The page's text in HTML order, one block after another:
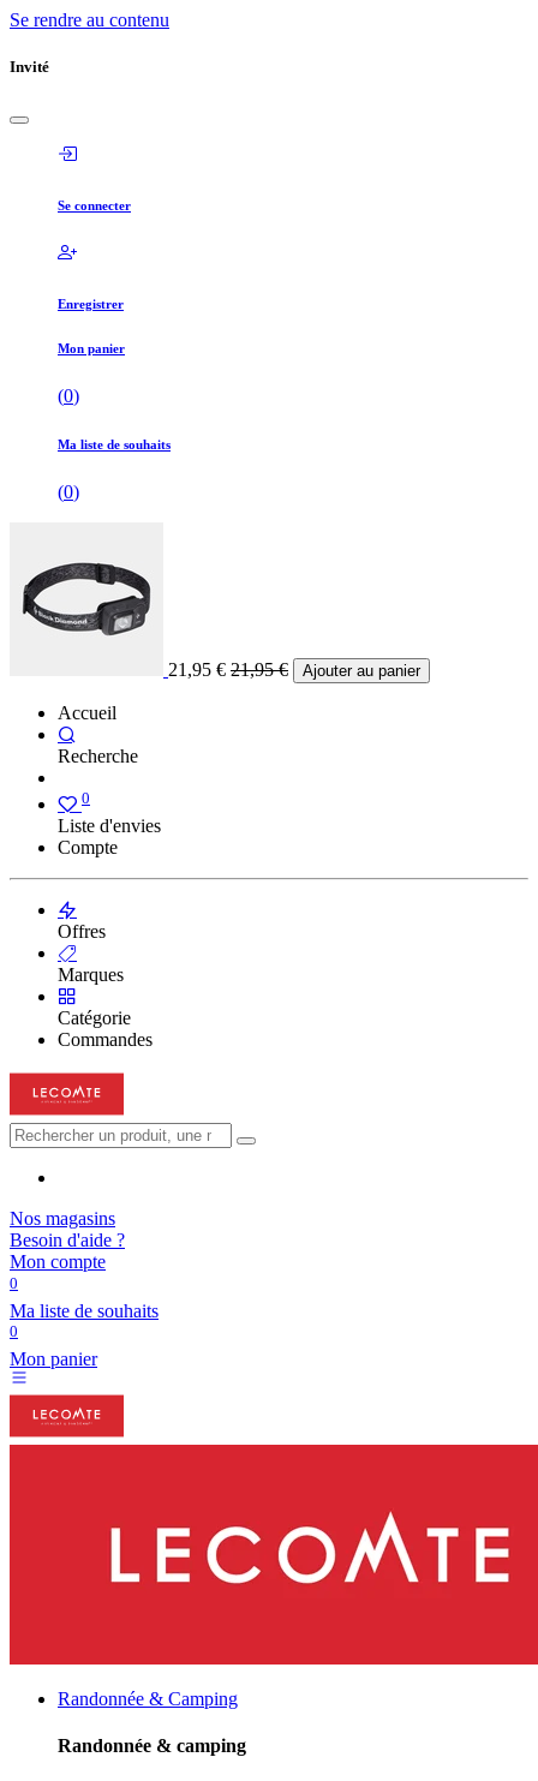
Se rendre au contenu
Invité
Se connecter
Enregistrer
Mon panier
(0)
Ma liste de souhaits
(0)
21,95 € 21,95€ Ajouter au panier
Accueil
Recherche
0
Liste d'envies
Compte
Offres
Marques
Catégorie
Commandes
Nos magasins
Besoin d'aide ?
Mon compte
0
Ma liste de souhaits
0
Mon panier
Randonnée & Camping
Randonnée & camping